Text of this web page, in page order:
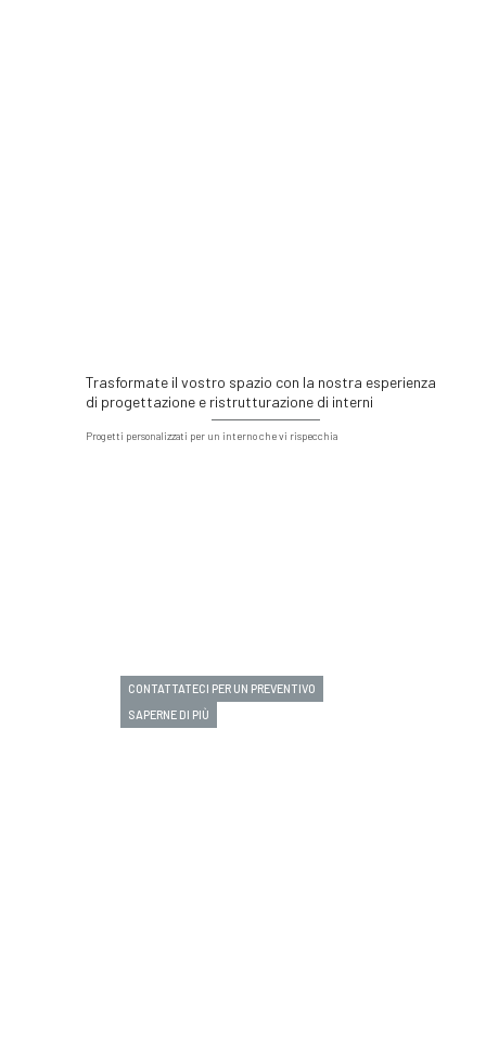
Trasformate il vostro spazio con la nostra esperienza
di progettazione e ristrutturazione di interni
Progetti personalizzati per un interno che vi rispecchia
CONTATTATECI PER UN PREVENTIVO
SAPERNE DI PIÙ